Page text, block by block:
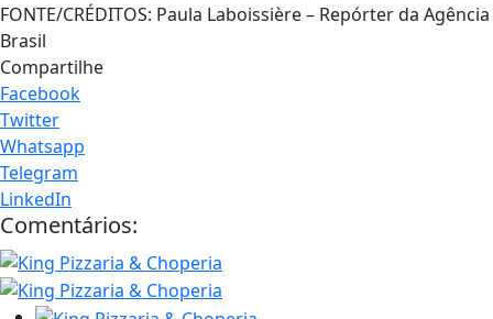
FONTE/CRÉDITOS: Paula Laboissière – Repórter da Agência
Brasil
Compartilhe
Facebook
Twitter
Whatsapp
Telegram
LinkedIn
Comentários: